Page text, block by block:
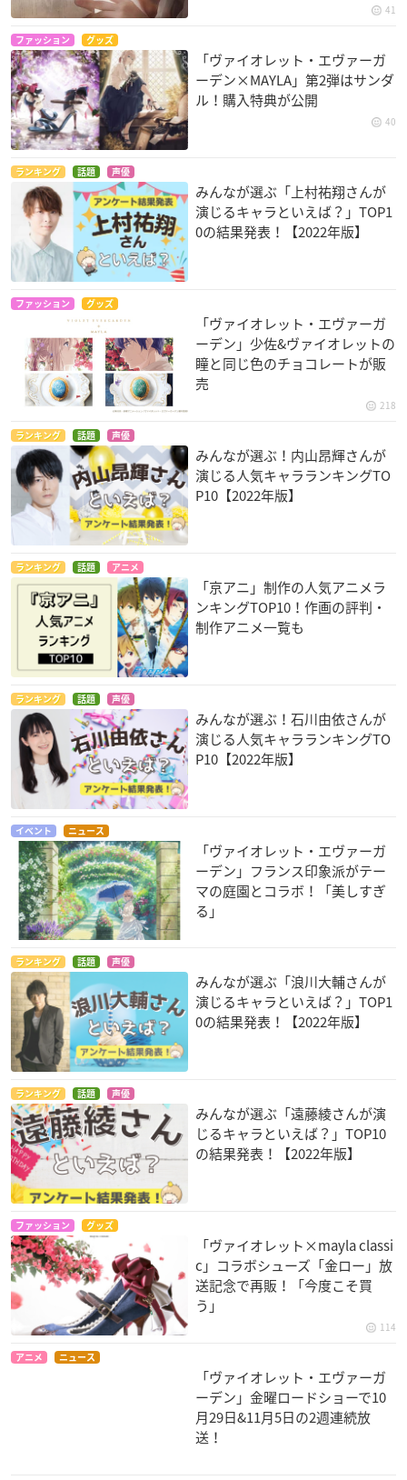
41
ファッション グッズ
「ヴァイオレット・エヴァーガ
ーデン×MAYLA」第2弾はサンダ
ル！購入特典が公開
40
ランキング 話題 声優
みんなが選ぶ「上村祐翔さんが
演じるキャラといえば？」TOP1
0の結果発表！【2022年版】
ファッション グッズ
「ヴァイオレット・エヴァーガ
ーデン」少佐&ヴァイオレットの
瞳と同じ色のチョコレートが販
売
218
ランキング 話題 声優
みんなが選ぶ！内山昂輝さんが
演じる人気キャラランキングTO
P10【2022年版】
ランキング 話題 アニメ
「京アニ」制作の人気アニメラ
ンキングTOP10！作画の評判・
制作アニメ一覧も
ランキング 話題 声優
みんなが選ぶ！石川由依さんが
演じる人気キャラランキングTO
P10【2022年版】
イベント ニュース
「ヴァイオレット・エヴァーガ
ーデン」フランス印象派がテー
マの庭園とコラボ！「美しすぎ
る」
ランキング 話題 声優
みんなが選ぶ「浪川大輔さんが
演じるキャラといえば？」TOP1
0の結果発表！【2022年版】
ランキング 話題 声優
みんなが選ぶ「遠藤綾さんが演
じるキャラといえば？」TOP10
の結果発表！【2022年版】
ファッション グッズ
「ヴァイオレット×mayla classi
c」コラボシューズ「金ロー」放
送記念で再販！「今度こそ買
う」
114
アニメ ニュース
「ヴァイオレット・エヴァーガ
ーデン」金曜ロードショーで10
月29日&11月5日の2週連続放
送！